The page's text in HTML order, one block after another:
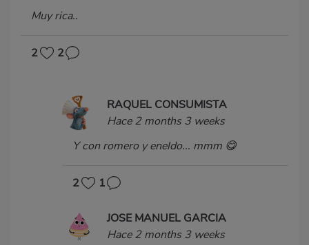
Muy rica..
2 2
RAQUEL CONSUMISTA
Hace 2 months 3 weeks
Y con romero y eneldo... mmm 😋
2 1
JOSE MANUEL GARCIA
Hace 2 months 3 weeks